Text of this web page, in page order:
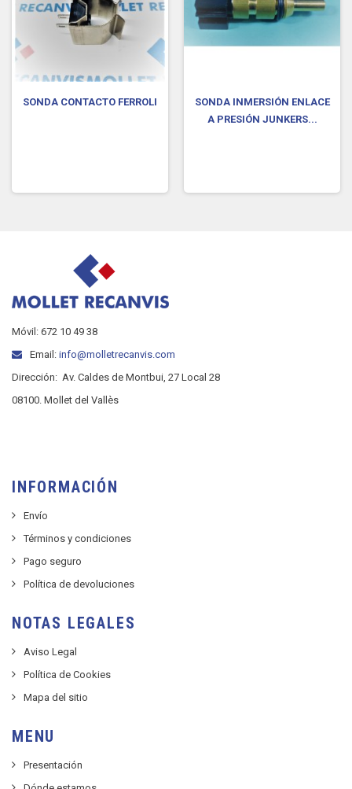
SONDA CONTACTO FERROLI
SONDA INMERSIÓN ENLACE
A PRESIÓN JUNKERS...
Móvil: 672 10 49 38
Email: info@molletrecanvis.com
Dirección: Av. Caldes de Montbui, 27 Local 28
08100. Mollet del Vallès
INFORMACIÓN
Envío
Términos y condiciones
Pago seguro
Política de devoluciones
NOTAS LEGALES
Aviso Legal
Política de Cookies
Mapa del sitio
MENU
Presentación